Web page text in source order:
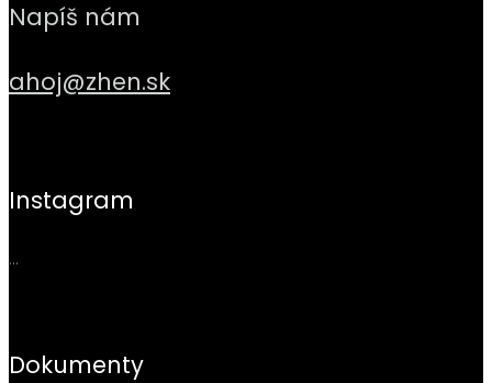
Napíš nám
ahoj@zhen.sk
Instagram
…
Dokumenty